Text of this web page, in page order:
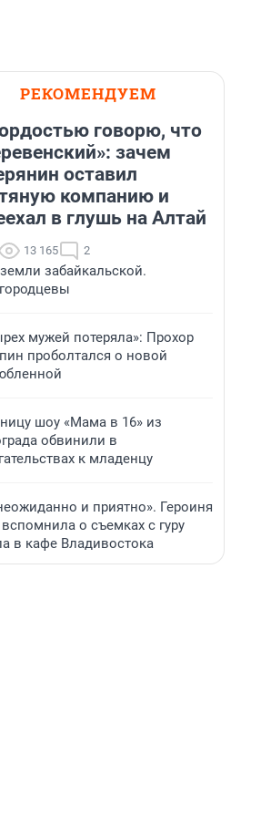
РЕКОМЕНДУЕМ
говорю, что
зачем
оставил
компанию и
в глушь на Алтай
13 165 2
забайкальской.
мужей потеряла»: Прохор
проболтался о новой
шоу «Мама в 16» из
обвинили в
к младенцу
и приятно». Героиня
о съемках с гуру
в кафе Владивостока